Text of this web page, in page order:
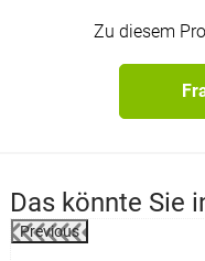
Zu diesem
Das könnte Sie
Previous